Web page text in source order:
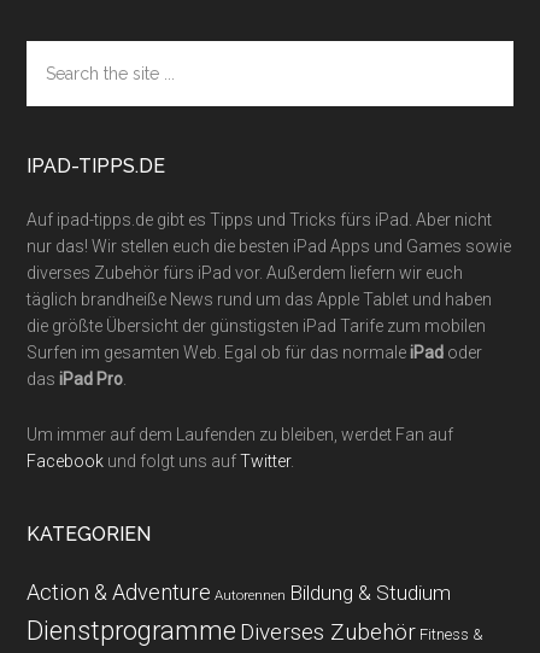
Footer
the
site
IPAD-TIPPS.DE
Auf ipad-tipps.de gibt es Tipps und Tricks fürs iPad. Aber nicht
nur das! Wir stellen euch die besten iPad Apps und Games sowie
diverses Zubehör fürs iPad vor. Außerdem liefern wir euch
täglich brandheiße News rund um das Apple Tablet und haben
die größte Übersicht der günstigsten iPad Tarife zum mobilen
Surfen im gesamten Web. Egal ob für das normaleiPad oder
dasiPad Pro
Um immer auf dem Laufenden zu bleiben, werdet Fan auf
Facebook und folgt uns aufTwitter.
KATEGORIEN
Action & Adventure Autorennen Bildung & Studium
Dienstprogramme Diverses Zubehör Fitness &